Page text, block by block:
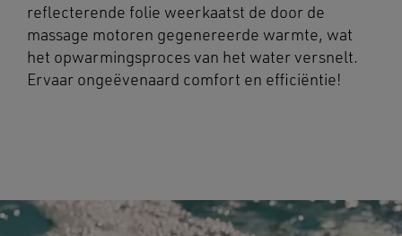
reflecterende folie weerkaatst de door de
massage motoren gegenereerde warmte, wat
het opwarmingsproces van het water versnelt.
Ervaar ongeëvenaard comfort en efficiëntie!